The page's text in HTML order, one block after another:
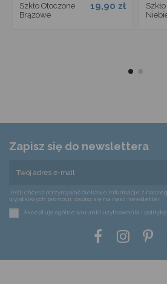
Szkło Otoczone
Brązowe
19,90 zł
Zapisz się do newslettera
Jeśli chcesz otrzymywać ciekawe informacje z
wyjątkowych promocji, zapisz się na nasz newsletter.
Akceptuję ogólne warunki użytkowania i